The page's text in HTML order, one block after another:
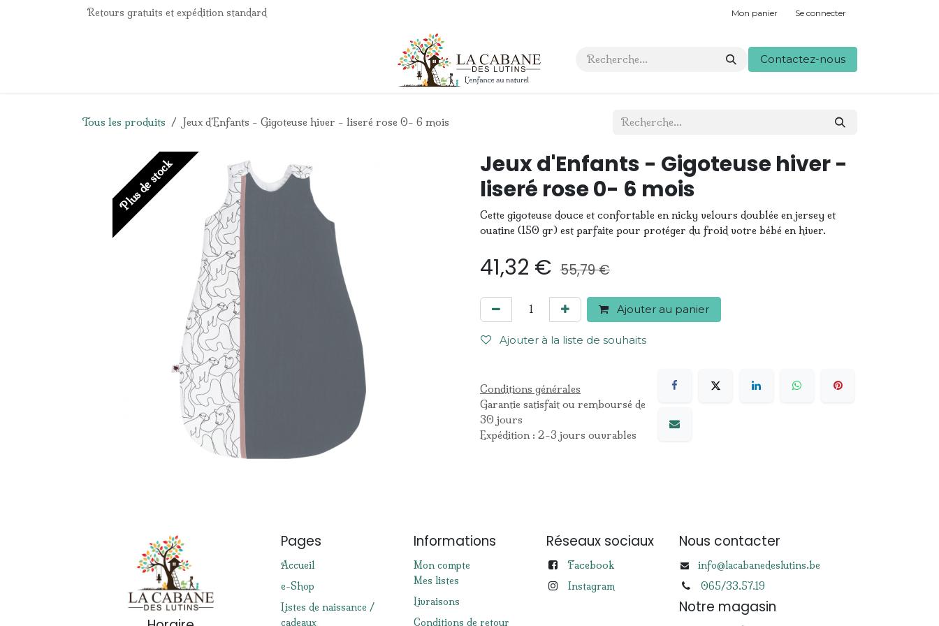
Se rendre au contenuRetours gratuits et expédition standard Mon panier Se connecter
Contact Contactez-nous
Tous les produits Jeux d'Enfants - Gigoteuse hiver - liseré rose 0- 6 mois
Plus de stock
Jeux d'Enfants - Gigoteuse hiver -
liseré rose 0- 6 mois
Cette gigoteuse douce et confortable en nicky velours doublée en jersey et
ouatine (150 gr) est parfaite pour protéger du froid votre bébé en hiver.
41,32 € 55,79€
Ajouter au panier
Ajouter à la liste de souhaits
Conditions générales
Garantie satisfait ou remboursé de
30 jours
Expédition : 2-3 jours ouvrables
Pages
Accueil
e-Shop
Listes de naissance /
cadeaux
Informations
Mon compte
Mes listes
Livraisons
Conditions de retour
Réseaux sociaux
Facebook
Instagram
Nous contacter
info@lacabanedeslutins.be
065/33.57.19
Notre magasin